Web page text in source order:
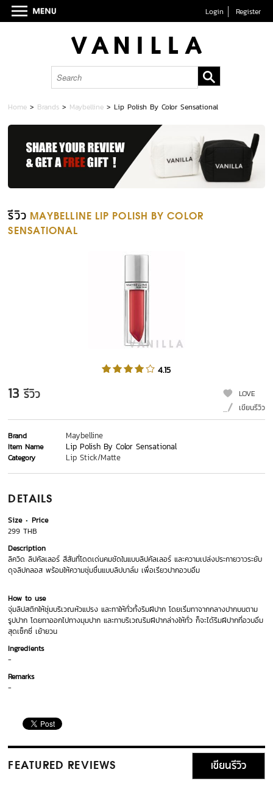
Login Register
Home > Brands > Maybelline >Lip Polish By Color Sensational
รีวิว MAYBELLINE LIP POLISH BY COLOR
SENSATIONAL
4.15
13 รีวิว
LOVE
เขียนรีวิว
Brand Maybelline
Item Name Lip Polish By Color Sensational
Category Lip Stick/Matte
DETAILS
Size
Price
299 THB
Description
ลิควิด ลิปคัลเลอร์ สีสันที่โดดเด่นคมชัดในแบบลิปคัลเลอร์ และความเปล่งประกายวาวระยับ
ดุจลิปกลอส พร้อมให้ความชุ่มชื่นแบบลิปบาล์ม เพื่อเรียวปากอวบอิ่ม
How to use
จุ่มลิปสติกให้ชุ่มบริเวณหัวแปรง และทาให้ทั่วทั้งริมฝีปาก โดยเริ่มทาจากกลางปากบนตาม
รูปปาก โดยทาออกไปทางมุมปาก และทาบริเวณริมฝีปากล่างให้ทั่ว ก็จะได้ริมฝีปากที่อวบอิ่ม
สุดเซ็กซี่ เย้ายวน
Ingredients
-
Remarks
-
FEATURED REVIEWS เขียนรีวิว